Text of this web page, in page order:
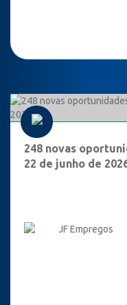
248 novas
22 de junho de
JF Empregos